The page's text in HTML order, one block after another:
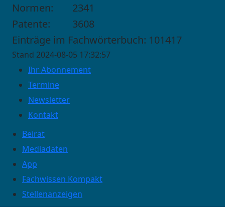
Normen:
2341
Patente:
3608
Einträge im Fachwörterbuch: 101417
Stand 2024-08-05 17:32:57
Ihr Abonnement
Termine
Newsletter
Kontakt
Beirat
Mediadaten
App
Fachwissen Kompakt
Stellenanzeigen